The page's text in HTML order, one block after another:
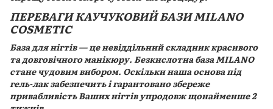
ПЕРЕВАГИ КАУЧУКОВИЙ БАЗИ MILANO
COSMETIC
База для нігтів — це невіддільний складник красивого
та довговічного манікюру. Безкислотна база MILANO
стане чудовим вибором. Оскільки наша основа під
гель-лак забезпечить і гарантовано збереже
привабливість Ваших нігтів упродовж щонайменше 2